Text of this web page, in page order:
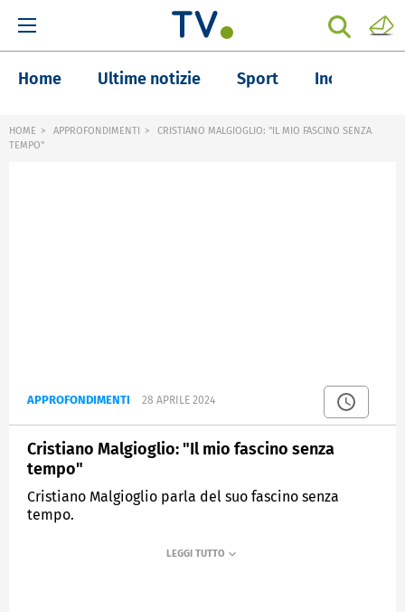
Home Ultime notizie Sport Inchieste
HOME APPROFONDIMENTI
CRISTIANO MALGIOGLIO: "IL MIO FASCINO SENZA
TEMPO"
APPROFONDIMENTI 28 APRILE 2024
Cristiano Malgioglio: "Il mio fascino senza
tempo"
Cristiano Malgioglio parla del suo fascino senza
tempo.
VERISSIMO